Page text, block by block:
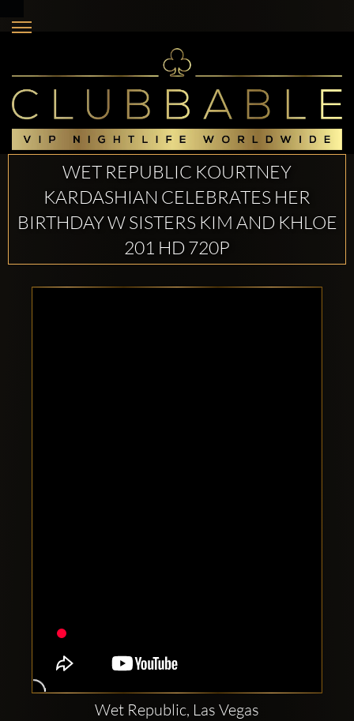
WET REPUBLIC KOURTNEY
KARDASHIAN CELEBRATES HER
BIRTHDAY W SISTERS KIM AND KHLOE
201 HD 720P
Wet Republic, Las Vegas